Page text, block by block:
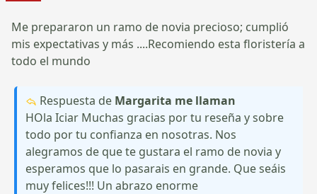
Me prepararon un ramo de novia precioso; cumplió
mis expectativas y más ....Recomiendo esta floristería a
todo el mundo
Respuesta de Margarita me llaman
HOla Iciar Muchas gracias por tu reseña y sobre
todo por tu confianza en nosotras. Nos
alegramos de que te gustara el ramo de novia y
esperamos que lo pasarais en grande. Que seáis
muy felices!!! Un abrazo enorme